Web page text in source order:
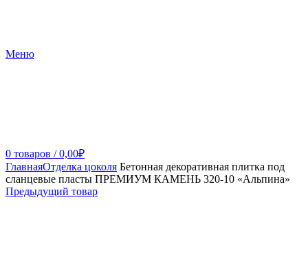
Меню
0 товаров / 0,00₽
ГлавнаяОтделка цоколя Бетонная декоративная плитка под
сланцевые пласты ПРЕМИУМ КАМЕНЬ 320-10 «Альпина»
Предыдущий товар